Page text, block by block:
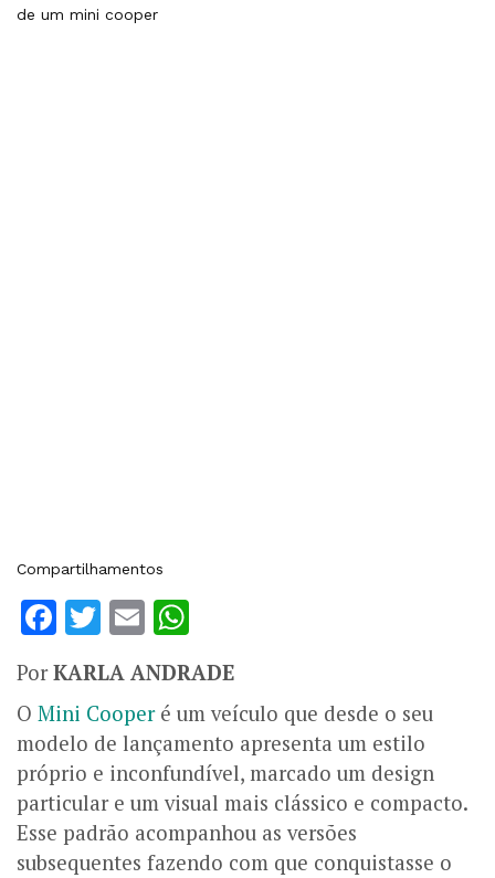
de um mini cooper
Compartilhamentos
Facebook
Twitter
Email
PorKARLA ANDRADE
O Mini Cooperé um veículo que desde o seu
modelo de lançamento apresenta um estilo
próprio e inconfundível, marcado um design
particular e um visual mais clássico e compacto.
Esse padrão acompanhou as versões
subsequentes fazendo com que conquistasse o